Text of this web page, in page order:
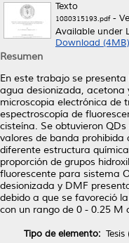
Texto
1080315193.pdf-
Available under
Download (4MB)
Resumen
En este trabajo se
agua desionizada, acetona
microscopia electrónica de
espectroscopía de
cisteína. Se obtuvieron
valores de banda prohibida
diferente estructura
proporción de grupos
fluorescente para sistema
desionizada y DMF
debido a que se favoreció
con un rango de 0 - 0.25 M
Tipo de elemento: